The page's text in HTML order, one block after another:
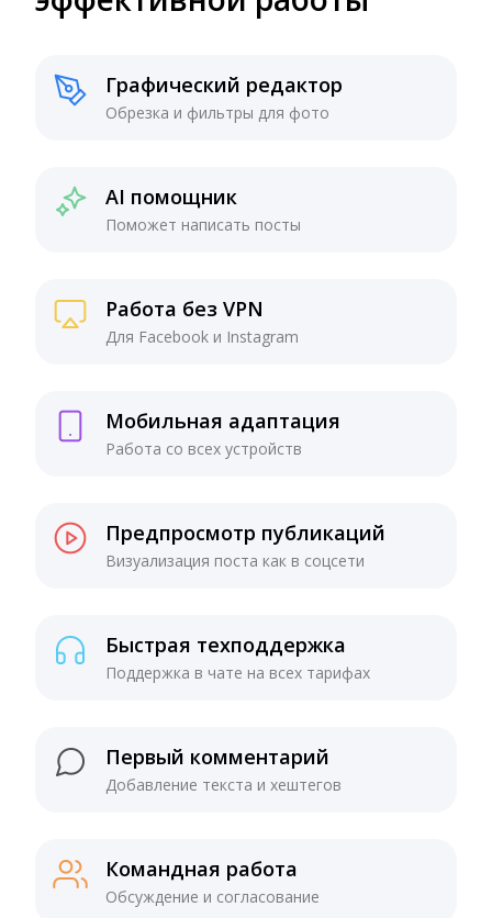
Графический редактор
Обрезка и фильтры для фото
AI помощник
Поможет написать посты
Работа без VPN
Для Facebook и Instagram
Мобильная адаптация
Работа со всех устройств
Предпросмотр публикаций
Визуализация поста как в соцсети
Быстрая техподдержка
Поддержка в чате на всех тарифах
Первый комментарий
Добавление текста и хештегов
Командная работа
Обсуждение и согласование